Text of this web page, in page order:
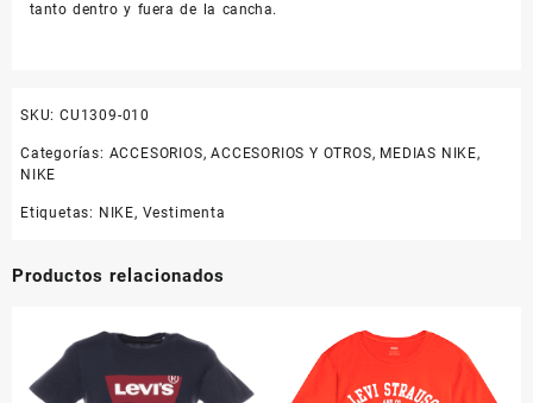
tanto dentro y fuera de la cancha.
SKU: CU1309-010
Categorías: ACCESORIOS,ACCESORIOS Y OTROS, MEDIAS NIKE,
NIKE
Etiquetas: NIKE, Vestimenta
Productos relacionados